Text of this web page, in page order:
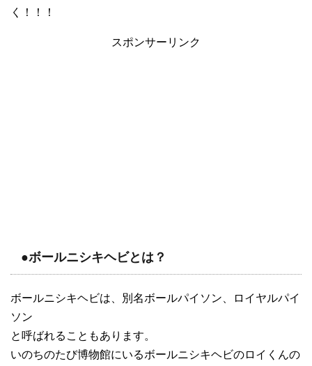
く！！！
スポンサーリンク
●ボールニシキヘビとは？
ボールニシキヘビは、別名ボールパイソン、ロイヤルパイ
ソン
と呼ばれることもあります。
いのちのたび博物館にいるボールニシキヘビのロイくんの